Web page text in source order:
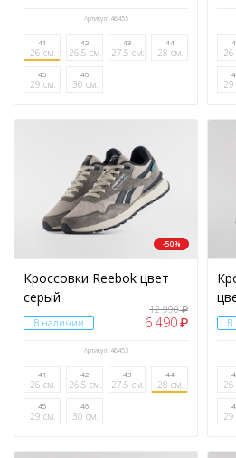
Артикул: 46455
41
26 см.
42
26.5 см.
43
27.5 см.
44
28 см.
45
29 см.
46
30 см.
26
29
-50%
Кроссовки Reebok цвет
серый
В наличии
12 990₽
6 490₽
Артикул: 46453
41
26 см.
42
26.5 см.
43
27.5 см.
44
28 см.
45
29 см.
46
30 см.
В
26
29